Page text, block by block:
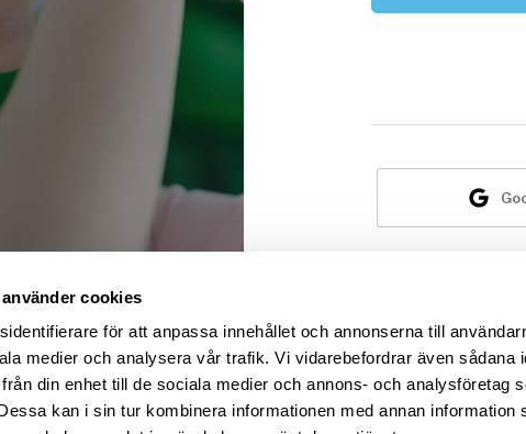
cookies
för att anpassa innehållet och annonserna till
medier och analysera vår trafik. Vi vidarebefordrar även sådana
din enhet till de sociala medier och annons- och analysföretag
kan i sin tur kombinera informationen med annan information